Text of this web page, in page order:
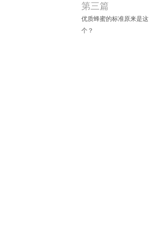
第三篇
优质蜂蜜的标准原来是这
个？